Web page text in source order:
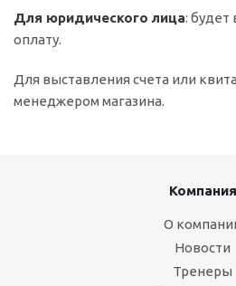
Для юридического лица: будет
оплату.
Для выставления счета или
менеджером магазина.
Компания
О
Новости
Тренеры